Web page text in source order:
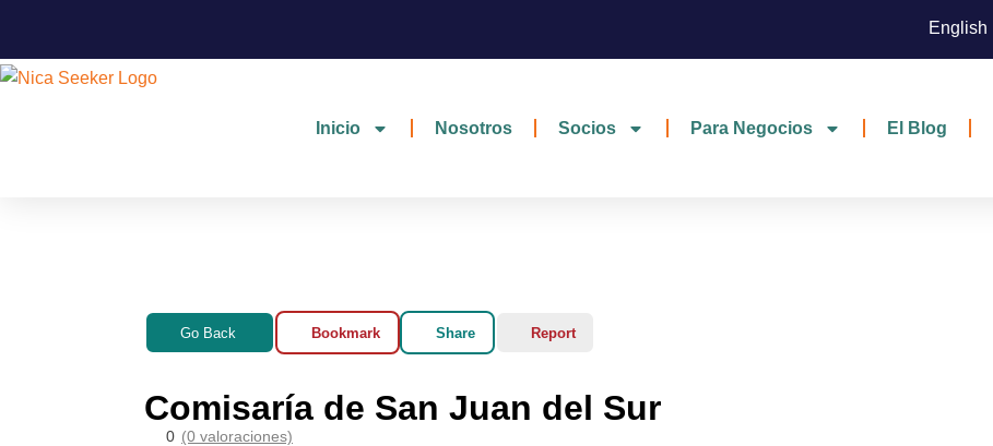
English
Inicio Nosotros Socios Para Negocios El Blog
Go Back Bookmark Share Report
Comisaría de San Juan del Sur
0 (0 valoraciones)